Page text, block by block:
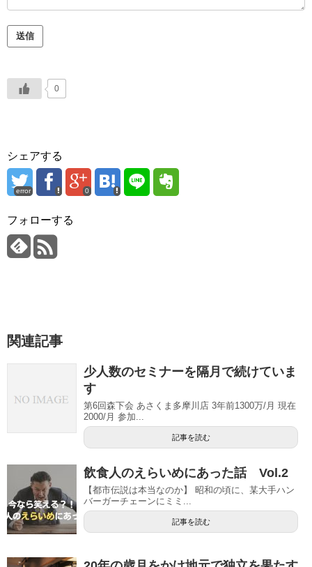
0
シェアする
error 0
フォローする
関連記事
少人数のセミナーを隔月で続けていま
す
第6回森下会 あさくま多摩川店 3年前1300万/月 現在
2000/月 参加...
記事を読む
飲食人のえらいめにあった話 Vol.2
【都市伝説は本当なのか】 昭和の頃に、某大手ハン
バーガーチェーンにミミ...
記事を読む